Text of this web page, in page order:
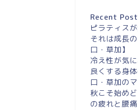
Recent
ピラティス
それは成長
口・草加】
冷え性が気
良くする身
口・草加の
秋こそ始め
の疲れと腰